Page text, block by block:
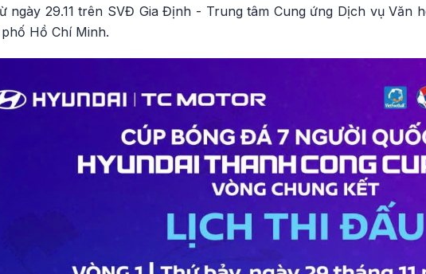
ngày 29.11 trên SVĐ Gia Định - Trung tâm Cung ứng Dịch vụ Văn
Hồ Chí Minh.